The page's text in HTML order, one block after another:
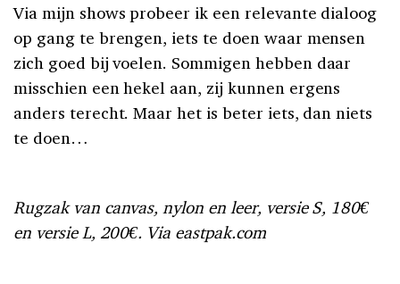
Via mijn shows probeer ik een relevante dialoog
op gang te brengen, iets te doen waar mensen
zich goed bij voelen. Sommigen hebben daar
misschien een hekel aan, zij kunnen ergens
anders terecht. Maar het is beter iets, dan niets
te doen…
Rugzak van canvas, nylon en leer, versie S, 180€
en versie L, 200€. Via eastpak.com